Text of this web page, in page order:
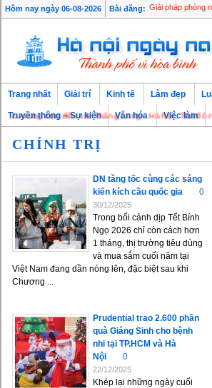
Hôm nay ngày 06-08-2026 Bài đăng: Giải pháp phòng
mừng bạn đến với Thăng Long - Hà Nội, Thủ đô
Trang nhất Giải trí Kinh tế Làm đẹp
Truyền thông – Sự kiện Văn hóa Việc làm
CHÍNH TRỊ
DN tăng tốc cùng các sáng
kiến kích cầu quốc gia
0
30/12/2025
Trong bối cảnh dịp Tết Bính
Ngọ 2026 chỉ còn cách hơn
1 tháng, thị trường tiêu dùng
và mua sắm cuối năm tại
Việt Nam đang dần nóng lên, đặc biệt sau khi
Chương ...
Prudential trao 2.600 phần
quà Giáng Sinh cho bệnh
nhi tại TP.HCM và Hà
Nội
0
22/12/2025
Khép lại những ngày cuối